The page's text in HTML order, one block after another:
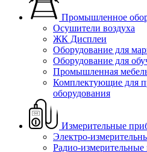
Промышленное
Осушители воздуха
ЖК Дисплеи
Оборудование для
Оборудование для
Промышленная
Комплектующие для
оборудования
Измерительные
Электро-
Радио-